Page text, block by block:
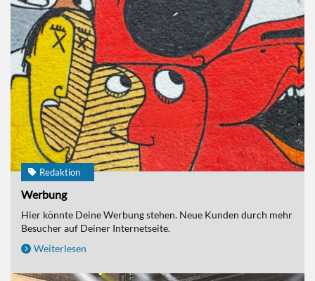
Redaktion
Werbung
Hier könnte Deine Werbung stehen. Neue Kunden durch mehr
Besucher auf Deiner Internetseite.
Weiterlesen